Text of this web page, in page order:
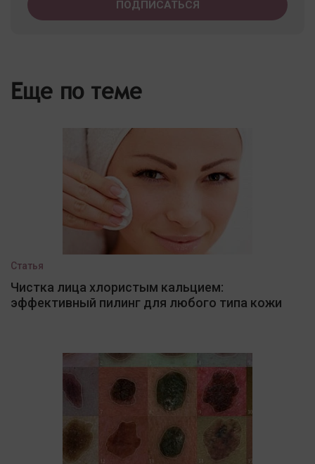
Еще по теме
Статья
Чистка лица хлористым кальцием:
эффективный пилинг для любого типа кожи